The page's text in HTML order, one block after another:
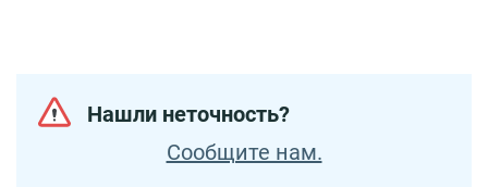
Нашли неточность?
Сообщите нам.